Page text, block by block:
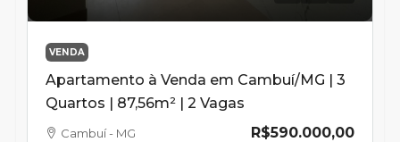
VENDA
Apartamento à Venda em Cambuí/MG | 3
Quartos | 87,56m² | 2 Vagas
R$590.000,00
Cambuí - MG